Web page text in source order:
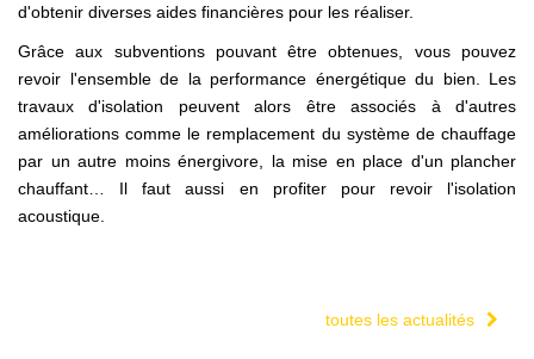
d'obtenir diverses aides financières pour les réaliser.
Grâce aux subventions pouvant être obtenues, vous pouvez
revoir l'ensemble de la performance énergétique du bien. Les
travaux d'isolation peuvent alors être associés à d'autres
améliorations comme le remplacement du système de chauffage
par un autre moins énergivore, la mise en place d'un plancher
chauffant… Il faut aussi en profiter pour revoir l'isolation
acoustique.
toutes les actualités